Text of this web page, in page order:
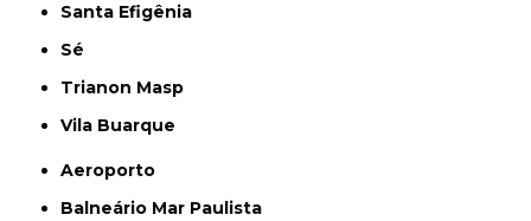
Santa Efigênia
Sé
Trianon Masp
Vila Buarque
Aeroporto
Balneário Mar Paulista